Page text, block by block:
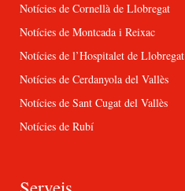
Notícies de Cornellà de Llobregat
Notícies de Montcada i Reixac
Notícies de l’Hospitalet de Llobregat
Notícies de Cerdanyola del Vallès
Notícies de Sant Cugat del Vallès
Notícies de Rubí